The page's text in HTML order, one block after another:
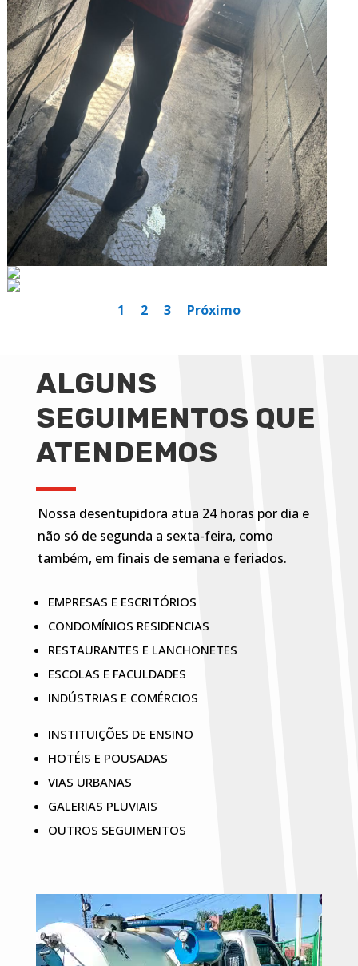
1 2 3 Próximo
ALGUNS
SEGUIMENTOS QUE
ATENDEMOS
Nossa desentupidora atua 24 horas por dia e
não só de segunda a sexta-feira, como
também, em finais de semana e feriados.
EMPRESAS E ESCRITÓRIOS
CONDOMÍNIOS RESIDENCIAS
RESTAURANTES E LANCHONETES
ESCOLAS E FACULDADES
INDÚSTRIAS E COMÉRCIOS
INSTITUIÇÕES DE ENSINO
HOTÉIS E POUSADAS
VIAS URBANAS
GALERIAS PLUVIAIS
OUTROS SEGUIMENTOS